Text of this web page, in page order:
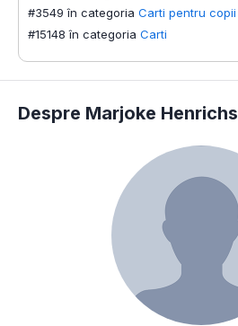
#3549 în categoria Carti pentru copii
#15148 în categoria Carti
Despre Marjoke Henrichs